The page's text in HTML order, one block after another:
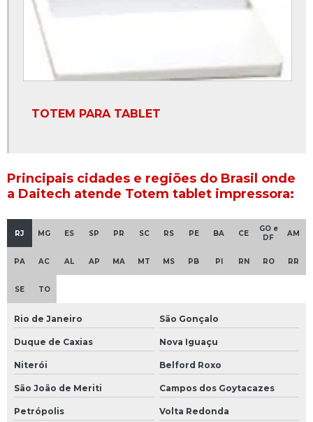
TOTEM PARA TABLET
Principais cidades e regiões do Brasil onde
a Daitech atende Totem tablet impressora:
RJ MG ES SP PR SC RS PE BA CE
GO e
DF
AM
PA AC AL AP MA MT MS PB PI RN RO RR
SE TO
Rio de Janeiro São Gonçalo
Duque de Caxias Nova Iguaçu
Niterói Belford Roxo
São João de Meriti Campos dos Goytacazes
Petrópolis Volta Redonda